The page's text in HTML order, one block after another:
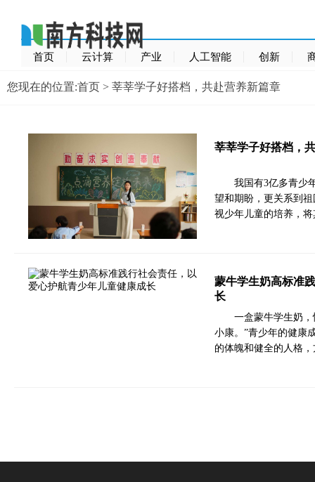
首页 云计算 产业 人工智能 创新
您现在的位置:首页 > 莘莘学子好搭档，共赴营养新篇章
莘莘学子好搭档，
我国有3亿多青少
望和期盼，更关系到
视少年儿童的培养，
蒙牛学生奶高标准
长
一盒蒙牛学生奶
小康。”青少年的健康
的体魄和健全的人格